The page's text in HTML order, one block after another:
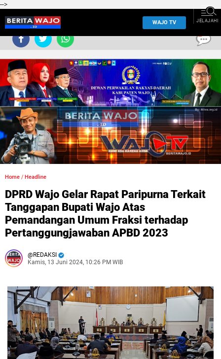
-->
WAJO TV JELAJAHI
Home / Headline
DPRD Wajo Gelar Rapat Paripurna Terkait
Tanggapan Bupati Wajo Atas
Pemandangan Umum Fraksi terhadap
Pertanggungjawaban APBD 2023
REDAKSI
Kamis, 13 Juni 2024, 10:26 PM WIB